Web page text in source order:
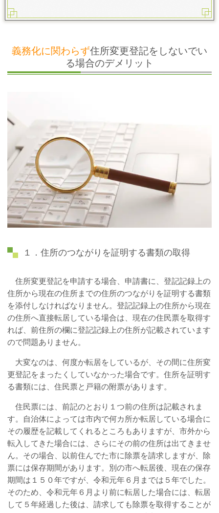
義務化に関わらず住所変更登記をしないでい
る場合のデメリット
１．住所のつながりを証明する書類の取得
住所変更登記を申請する場合、申請書に、登記記録上の
住所から現在の住所までの住所のつながりを証明する書類
を添付しなければなりません。登記記録上の住所から現在
の住所へ直接転居している場合は、現在の住民票を取得す
れば、前住所の欄に登記記録上の住所が記載されています
ので問題ありません。
大変なのは、何度か転居をしているが、その間に住所変
更登記をまったくしていなかった場合です。住所を証明す
る書類には、住民票と戸籍の附票があります。
住民票には、前記のとおり１つ前の住所は記載されま
す。自治体によっては市内で何カ所か転居している場合に
その履歴を記載してくれるところもありますが、市外から
転入してきた場合には、さらにその前の住所は出てきませ
ん。その場合、以前住んでた市に除票を請求しますが、除
票には保存期間があります。別の市へ転居後、現在の保存
期間は１５０年ですが、令和元年６月までは５年でした。
そのため、令和元年６月より前に転居した場合には、転居
して５年経過した後は、請求しても除票を取得することが